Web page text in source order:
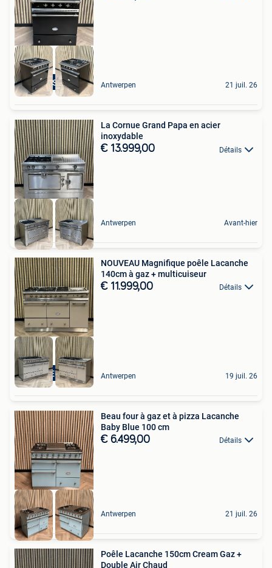
Top Staat Antwerpen 21 juil. 26
La Cornue Grand Papa en acier
inoxydable
€ 13.999,00 Détails
Antwerpen Avant-hier
NIEUW
NOUVEAU Magnifique poêle Lacanche
140cm à gaz + multicuiseur
€ 11.999,00 Détails
Antwerpen 19 juil. 26
Beau four à gaz et à pizza Lacanche
Baby Blue 100 cm
€ 6.499,00 Détails
Antwerpen 21 juil. 26
Poêle Lacanche 150cm Cream Gaz +
Double Air Chaud